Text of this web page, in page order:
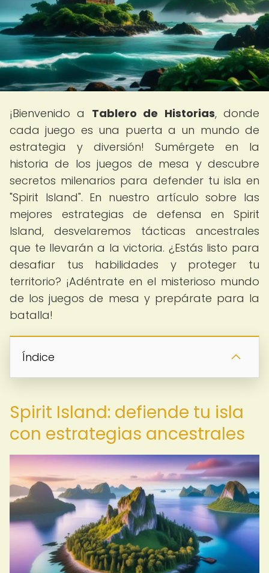
¡Bienvenido a Tablero de Historias, donde
cada juego es una puerta a un mundo de
estrategia y diversión! Sumérgete en la
historia de los juegos de mesa y descubre
secretos milenarios para defender tu isla en
"Spirit Island". En nuestro artículo sobre las
mejores estrategias de defensa en Spirit
Island, desvelaremos tácticas ancestrales
que te llevarán a la victoria. ¿Estás listo para
desafiar tus habilidades y proteger tu
territorio? ¡Adéntrate en el misterioso mundo
de los juegos de mesa y prepárate para la
batalla!
Índice
Spirit Island: defiende tu isla
con estrategias ancestrales